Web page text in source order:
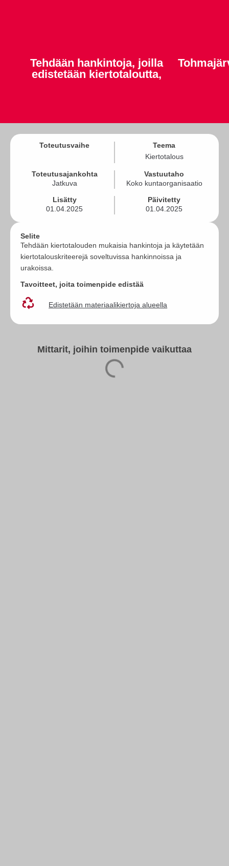
Tehdään hankintoja, joilla
edistetään kiertotaloutta,
Toteutusvaihe
Teema
Kiertotalous
Toteutusajankohta
Jatkuva
Vastuutaho
Koko kuntaorganisaatio
Lisätty
01.04.2025
Päivitetty
01.04.2025
Selite
Tehdään kiertotalouden mukaisia hankintoja ja käytetään
kiertotalouskriteerejä soveltuvissa hankinnoissa ja
urakoissa.
Tavoitteet, joita toimenpide edistää
Edistetään materiaalikiertoja alueella
Mittarit, joihin toimenpide vaikuttaa